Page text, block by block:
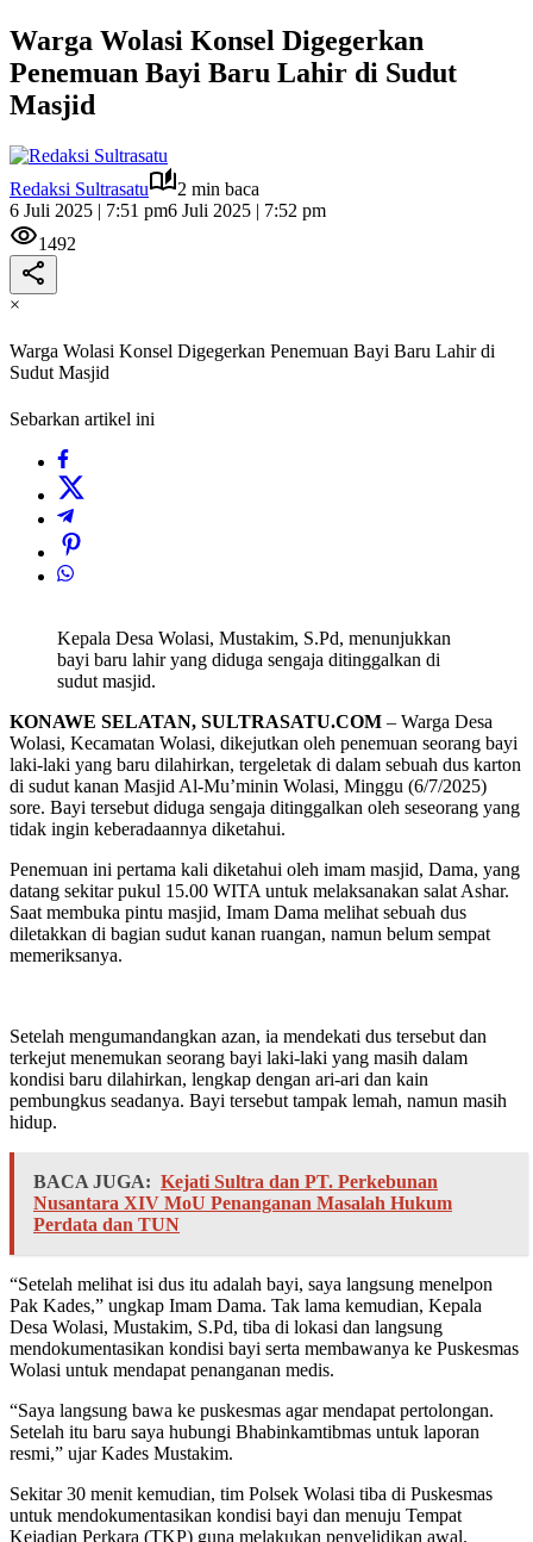
Warga Wolasi Konsel Digegerkan
Penemuan Bayi Baru Lahir di Sudut
Masjid
Redaksi Sultrasatu
2 min baca
6 Juli 2025 | 7:51 pm6 Juli 2025 | 7:52 pm
1492
×
Warga Wolasi Konsel Digegerkan Penemuan Bayi Baru Lahir di
Sudut Masjid
Sebarkan artikel ini
Kepala Desa Wolasi, Mustakim, S.Pd, menunjukkan
bayi baru lahir yang diduga sengaja ditinggalkan di
sudut masjid.
KONAWE SELATAN, SULTRASATU.COM – Warga Desa
Wolasi, Kecamatan Wolasi, dikejutkan oleh penemuan seorang bayi
laki-laki yang baru dilahirkan, tergeletak di dalam sebuah dus karton
di sudut kanan Masjid Al-Mu’minin Wolasi, Minggu (6/7/2025)
sore. Bayi tersebut diduga sengaja ditinggalkan oleh seseorang yang
tidak ingin keberadaannya diketahui.
Penemuan ini pertama kali diketahui oleh imam masjid, Dama, yang
datang sekitar pukul 15.00 WITA untuk melaksanakan salat Ashar.
Saat membuka pintu masjid, Imam Dama melihat sebuah dus
diletakkan di bagian sudut kanan ruangan, namun belum sempat
memeriksanya.
Setelah mengumandangkan azan, ia mendekati dus tersebut dan
terkejut menemukan seorang bayi laki-laki yang masih dalam
kondisi baru dilahirkan, lengkap dengan ari-ari dan kain
pembungkus seadanya. Bayi tersebut tampak lemah, namun masih
hidup.
BACA JUGA: Kejati Sultra dan PT. Perkebunan
Nusantara XIV MoU Penanganan Masalah Hukum
Perdata dan TUN
“Setelah melihat isi dus itu adalah bayi, saya langsung menelpon
Pak Kades,” ungkap Imam Dama. Tak lama kemudian, Kepala
Desa Wolasi, Mustakim, S.Pd, tiba di lokasi dan langsung
mendokumentasikan kondisi bayi serta membawanya ke Puskesmas
Wolasi untuk mendapat penanganan medis.
“Saya langsung bawa ke puskesmas agar mendapat pertolongan.
Setelah itu baru saya hubungi Bhabinkamtibmas untuk laporan
resmi,” ujar Kades Mustakim.
Sekitar 30 menit kemudian, tim Polsek Wolasi tiba di Puskesmas
untuk mendokumentasikan kondisi bayi dan menuju Tempat
Kejadian Perkara (TKP) guna melakukan penyelidikan awal.